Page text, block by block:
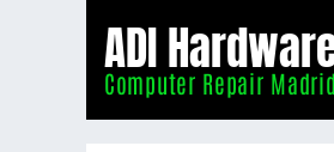
ADI
Computer Repair Madrid